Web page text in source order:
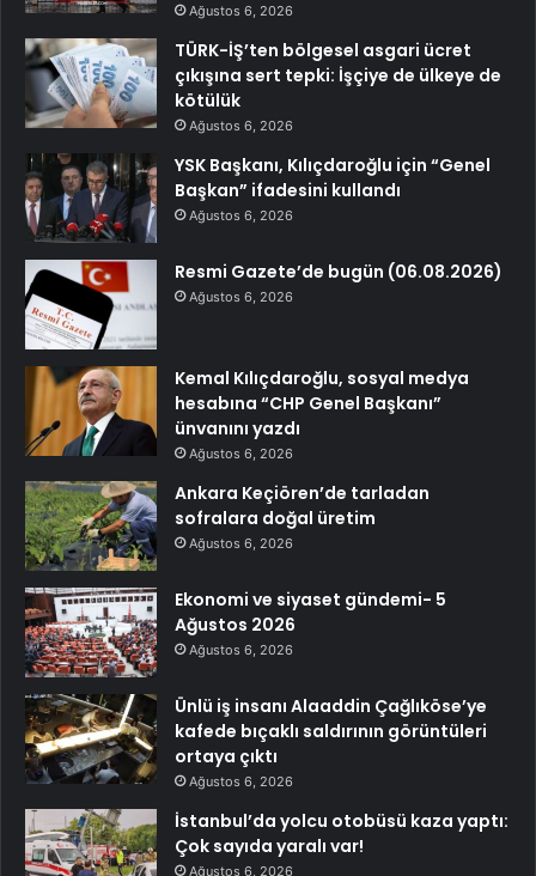
Ağustos 6, 2026
TÜRK-İŞ’ten bölgesel asgari ücret
çıkışına sert tepki: İşçiye de ülkeye de
kötülük
Ağustos 6, 2026
YSK Başkanı, Kılıçdaroğlu için “Genel
Başkan” ifadesini kullandı
Ağustos 6, 2026
Resmi Gazete’de bugün (06.08.2026)
Ağustos 6, 2026
Kemal Kılıçdaroğlu, sosyal medya
hesabına “CHP Genel Başkanı”
ünvanını yazdı
Ağustos 6, 2026
Ankara Keçiören’de tarladan
sofralara doğal üretim
Ağustos 6, 2026
Ekonomi ve siyaset gündemi- 5
Ağustos 2026
Ağustos 6, 2026
Ünlü iş insanı Alaaddin Çağlıköse’ye
kafede bıçaklı saldırının görüntüleri
ortaya çıktı
Ağustos 6, 2026
İstanbul’da yolcu otobüsü kaza yaptı:
Çok sayıda yaralı var!
Ağustos 6, 2026